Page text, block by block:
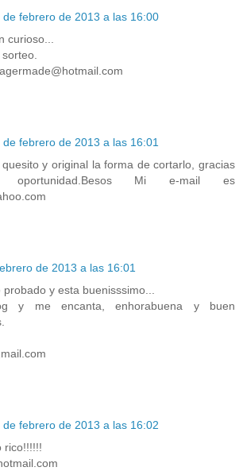
de febrero de 2013 a las 16:00
curioso...
de febrero de 2013 a las 16:01
y original la forma de cortarlo, gracias
Mi e-mail es
de 2013 a las 16:01
y esta buenisssimo...
y me encanta, enhorabuena y buen
de febrero de 2013 a las 16:02
rico!!!!!!